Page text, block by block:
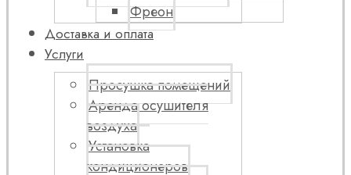
Фреон
Доставка и оплата
Услуги
Просушка помещений
Аренда осушителя
воздуха
Установка
кондиционеров